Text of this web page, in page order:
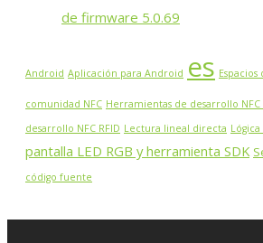
de firmware 5.0.69
Android Aplicación para Android es
comunidad NFC Herramientas de desarrollo NFC
desarrollo NFC RFID Lectura lineal directa
pantalla LED RGB y herramienta SDK
código fuente